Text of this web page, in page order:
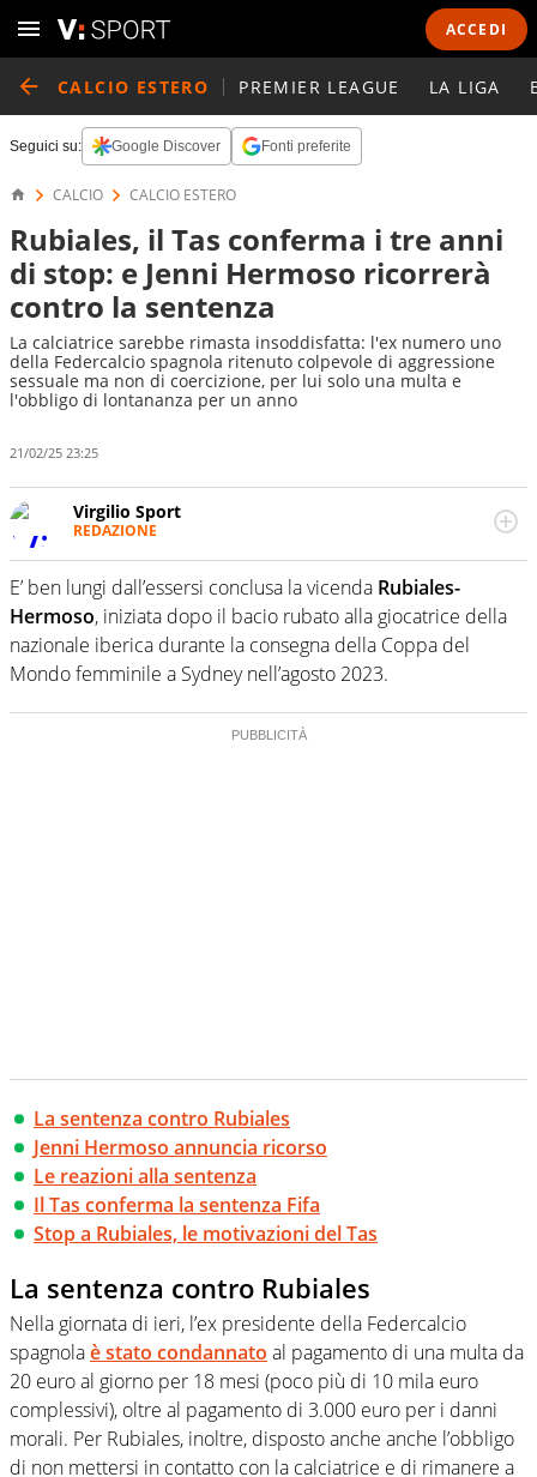
ACCEDI
CALCIO ESTERO PREMIER LEAGUE LA LIGA
Seguici su: Google Discover Fonti preferite
CALCIO CALCIO ESTERO
Rubiales, il Tas conferma i tre anni
di stop: e Jenni Hermoso ricorrerà
contro la sentenza
La calciatrice sarebbe rimasta insoddisfatta: l'ex numero uno
della Federcalcio spagnola ritenuto colpevole di aggressione
sessuale ma non di coercizione, per lui solo una multa e
l'obbligo di lontananza per un anno
21/02/25 23:25
Virgilio Sport
REDAZIONE
appassionato su tutto il mondo dello sport. Calcio,
calciomercato, F1, Motomondiale ma anche tennis,
volley, basket: su Virgilio Sport i tifosi e gli appassionati
sanno che troveranno sempre copertura completa e
zero faziosità. La squadra di Virgilio Sport è formata da
giornalisti ed esperti di sport abili sia nel gioco di
rimessa quando intercettano le notizie e le rilanciano
verso la rete, sia nella costruzione dal basso quando
E’ ben lungi dall’essersi conclusa la vicenda Rubiales-
Hermoso, iniziata dopo il bacio rubato alla giocatrice della
nazionale iberica durante la consegna della Coppa del
Mondo femminile a Sydney nell’agosto 2023.
La sentenza contro Rubiales
Jenni Hermoso annuncia ricorso
Le reazioni alla sentenza
Il Tas conferma la sentenza Fifa
Stop a Rubiales, le motivazioni del Tas
La sentenza contro Rubiales
Nella giornata di ieri, l’ex presidente della Federcalcio
spagnolaè stato condannato al pagamento di una multa da
20 euro al giorno per 18 mesi (poco più di 10 mila euro
complessivi), oltre al pagamento di 3.000 euro per i danni
morali. Per Rubiales, inoltre, disposto anche anche l’obbligo
di non mettersi in contatto con la calciatrice e di rimanere a